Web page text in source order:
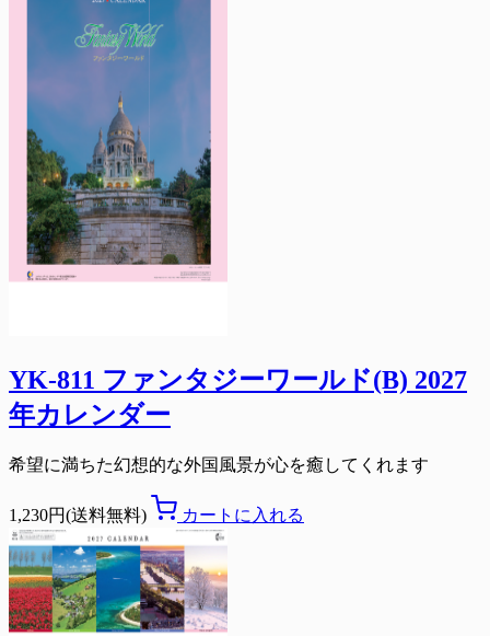
YK-811 ファンタジーワールド(B) 2027
年カレンダー
希望に満ちた幻想的な外国風景が心を癒してくれます
1,230円(送料無料) カートに入れる